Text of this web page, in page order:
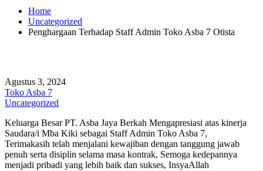
Home
Uncategorized
Penghargaan Terhadap Staff Admin Toko Asba 7 Otista
Agustus 3, 2024
Toko Asba 7
Uncategorized
Keluarga Besar PT. Asba Jaya Berkah Mengapresiasi atas kinerja
Saudara/i Mba Kiki sebagai Staff Admin Toko Asba 7,
Terimakasih telah menjalani kewajiban dengan tanggung jawab
penuh serta disiplin selama masa kontrak, Semoga kedepannya
menjadi pribadi yang lebih baik dan sukses, InsyaAllah